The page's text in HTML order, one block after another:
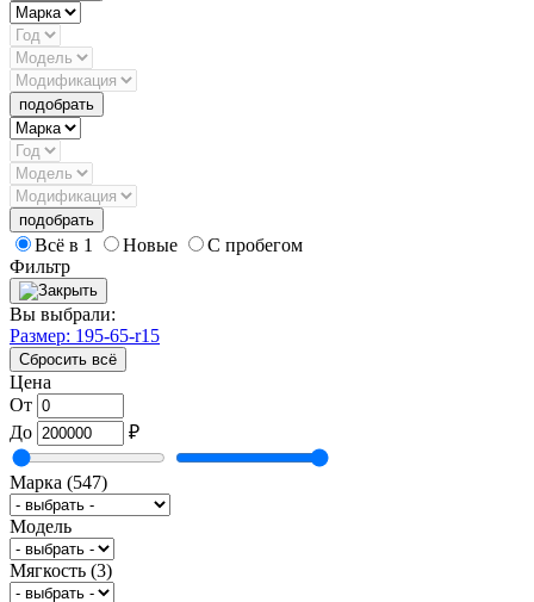
подобрать
подобрать
Всё в 1 Новые
С пробегом
Фильтр
Вы выбрали:
Размер: 195-65-r15
Сбросить всё
Цена
От
До
₽
Марка (547)
Модель
Мягкость (3)